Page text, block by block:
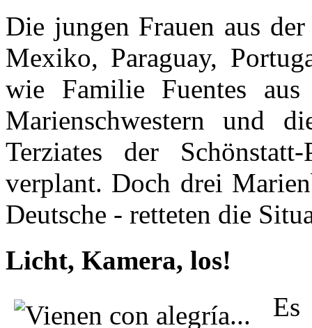
Die jungen Frauen aus
Mexiko, Paraguay,
wie Familie Fuentes
Marienschwestern und
Terziates der
verplant. Doch drei
Deutsche - retteten die
Licht, Kamera, los!